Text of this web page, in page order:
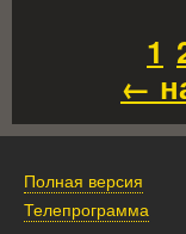
1
←
Полная версия
Телепрограмма